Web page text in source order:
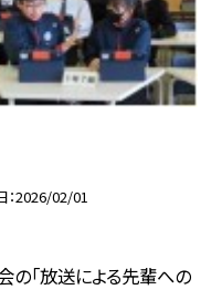
2026/02/01
の「放送による先輩への